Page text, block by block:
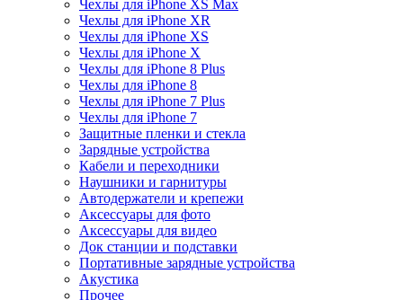
Чехлы для iPhone XS Max
Чехлы для iPhone XR
Чехлы для iPhone XS
Чехлы для iPhone X
Чехлы для iPhone 8 Plus
Чехлы для iPhone 8
Чехлы для iPhone 7 Plus
Чехлы для iPhone 7
Защитные пленки и стекла
Зарядные устройства
Кабели и переходники
Наушники и гарнитуры
Автодержатели и крепежи
Аксессуары для фото
Аксессуары для видео
Док станции и подставки
Портативные зарядные устройства
Акустика
Прочее